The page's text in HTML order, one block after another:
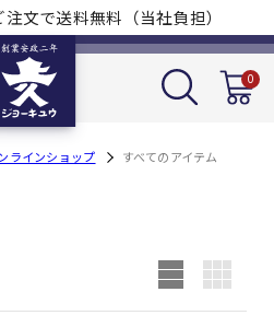
文で送料無料（当社負担）
0
ラインショップ すべてのアイテム